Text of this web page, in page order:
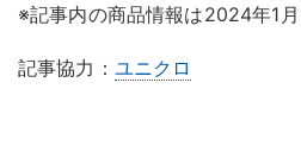
※記事内の商品情報は2024年1月
記事協力： ユニクロ